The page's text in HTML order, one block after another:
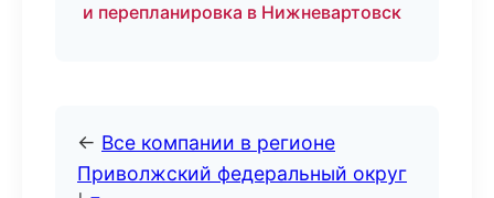
и перепланировка в Нижневартовск
← Все компании в регионе
Приволжский федеральный округ